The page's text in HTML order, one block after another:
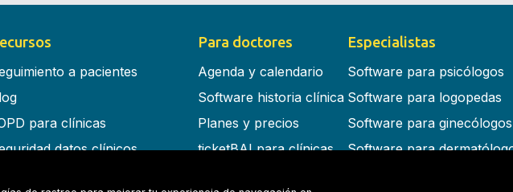
a pacientes
para clínicas
datos clínicos
Para doctores
Agenda y calendario
Software historia clínica
Planes y precios
ticketBAI para clínicas
Especialistas
Software para psicólogos
Software para logopedas
Software para ginecólogos
Software para